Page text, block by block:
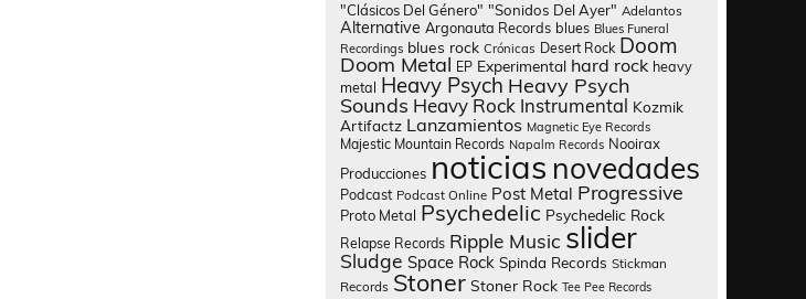
"Clásicos Del Género" "Sonidos Del Ayer" Adelantos
Alternative Argonauta Records blues Blues Funeral
Recordings blues rock Crónicas Desert Rock Doom
Doom Metal EP Experimental hard rock heavy
metal Heavy Psych Heavy Psych
Sounds Heavy Rock Instrumental Kozmik
Artifactz Lanzamientos Magnetic Eye Records
Majestic Mountain Records Napalm Records Nooirax
Producciones noticias novedades
Podcast Podcast Online Post Metal Progressive
Proto Metal Psychedelic Psychedelic Rock
Relapse Records Ripple Music slider
Sludge Space Rock Spinda Records Stickman
Records Stoner Stoner Rock Tee Pee Records